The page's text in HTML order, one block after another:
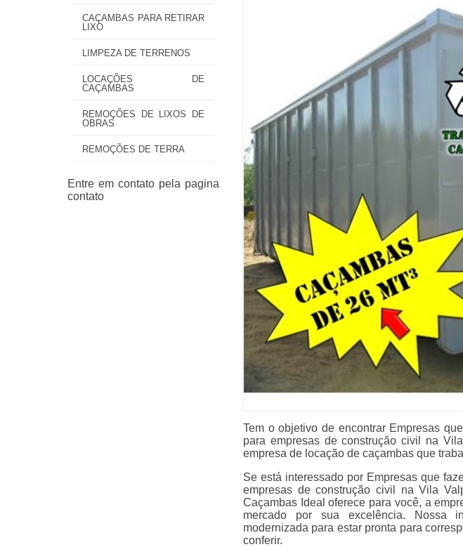
CAÇAMBAS PARA RETIRAR
LIXO
LIMPEZA DE TERRENOS
LOCAÇÕES DE
CAÇAMBAS
REMOÇÕES DE LIXOS DE
OBRAS
REMOÇÕES DE TERRA
Tem o objetivo de encontrar Empresas
para empresas de construção civil na
empresa de locação de caçambas que
Se está interessado por Empresas que
empresas de construção civil na Vila
Caçambas Ideal oferece para você, a
mercado por sua excelência. Nossa
modernizada para estar pronta para
conferir.